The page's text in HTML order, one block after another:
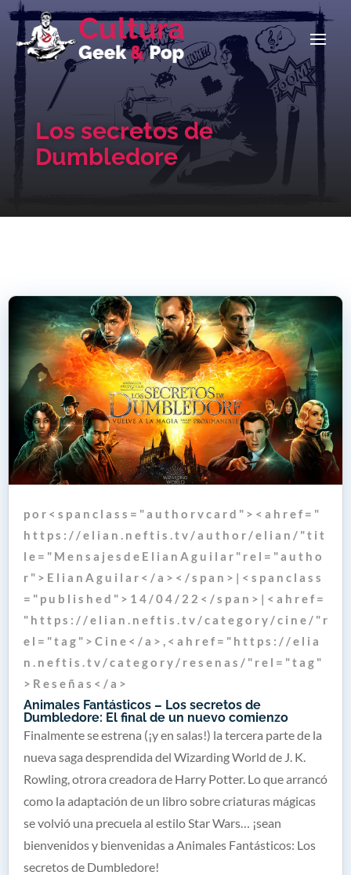
Los secretos de
Dumbledore
Animales Fantásticos – Los secretos de
Dumbledore: El final de un nuevo comienzo
p o r < s p a n c l a s s = " a u t h o r v c a r d " > < a h r e f = "
h t t p s : / / e l i a n . n e f t i s . t v / a u t h o r / e l i a n / " t i t
l e = " M e n s a j e s d e E l i a n A g u i l a r " r e l = " a u t h o
r " > E l i a n A g u i l a r < / a > < / s p a n > | < s p a n c l a s s
= " p u b l i s h e d " > 1 4 / 0 4 / 2 2 < / s p a n > | < a h r e f =
" h t t p s : / / e l i a n . n e f t i s . t v / c a t e g o r y / c i n e / " r
e l = " t a g " > C i n e < / a > , < a h r e f = " h t t p s : / / e l i a
n . n e f t i s . t v / c a t e g o r y / r e s e n a s / " r e l = " t a g "
> R e s e ñ a s < / a >
Finalmente se estrena (¡y en salas!) la tercera parte de la
nueva saga desprendida del Wizarding World de J. K.
Rowling, otrora creadora de Harry Potter. Lo que arrancó
como la adaptación de un libro sobre criaturas mágicas
se volvió una precuela al estilo Star Wars… ¡sean
bienvenidos y bienvenidas a Animales Fantásticos: Los
secretos de Dumbledore!